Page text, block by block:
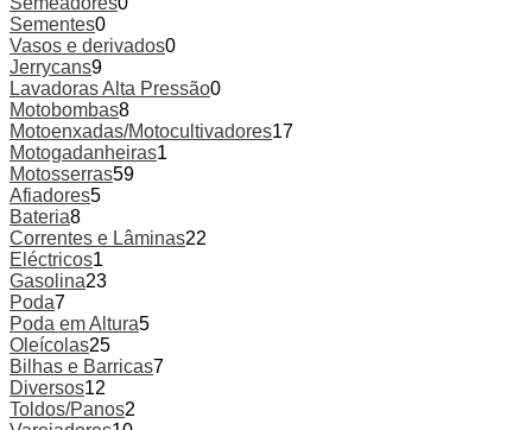
Sementes0
Vasos e derivados0
Jerrycans9
Lavadoras Alta Pressão0
Motobombas8
Motoenxadas/Motocultivadores17
Motogadanheiras1
Motosserras59
Afiadores5
Bateria8
Correntes e Lâminas22
Eléctricos1
Gasolina23
Poda7
Poda em Altura5
Oleícolas25
Bilhas e Barricas7
Diversos12
Toldos/Panos2